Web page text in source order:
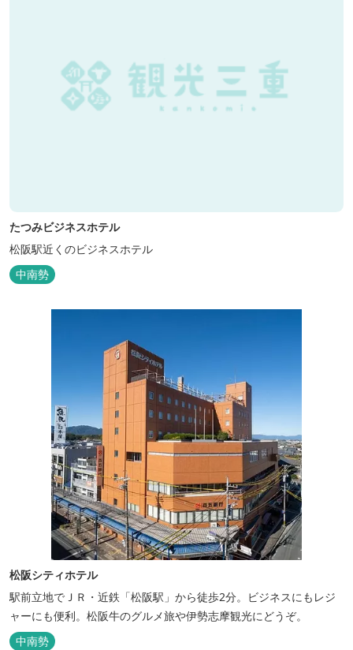
たつみビジネスホテル
松阪駅近くのビジネスホテル
中南勢
松阪シティホテル
駅前立地でＪＲ・近鉄「松阪駅」から徒歩2分。ビジネスにもレジ
ャーにも便利。松阪牛のグルメ旅や伊勢志摩観光にどうぞ。
中南勢